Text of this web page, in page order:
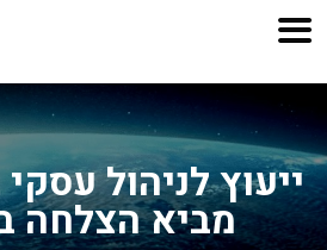
ייעוץ לניהול
מביא הצלחה